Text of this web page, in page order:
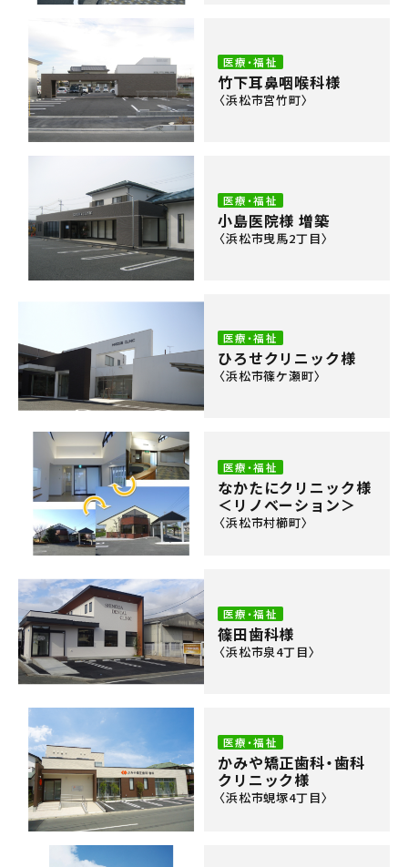
医療・福祉
竹下耳鼻咽喉科様
〈浜松市宮竹町〉
医療・福祉
小島医院様 増築
〈浜松市曳馬2丁目〉
医療・福祉
ひろせクリニック様
〈浜松市篠ケ瀬町〉
医療・福祉
なかたにクリニック様
＜リノベーション＞
〈浜松市村櫛町〉
医療・福祉
篠田歯科様
〈浜松市泉4丁目〉
医療・福祉
かみや矯正歯科・歯科
クリニック様
〈浜松市蜆塚4丁目〉